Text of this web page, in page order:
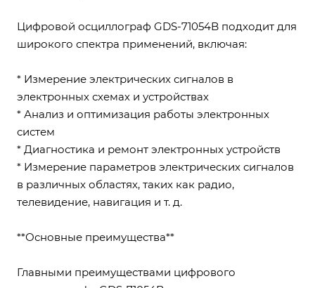
Цифровой осциллограф GDS-71054B подходит для
широкого спектра применений, включая:
* Измерение электрических сигналов в
электронных схемах и устройствах
* Анализ и оптимизация работы электронных
систем
* Диагностика и ремонт электронных устройств
* Измерение параметров электрических сигналов
в различных областях, таких как радио,
телевидение, навигация и т. д.
**Основные преимущества**
Главными преимуществами цифрового